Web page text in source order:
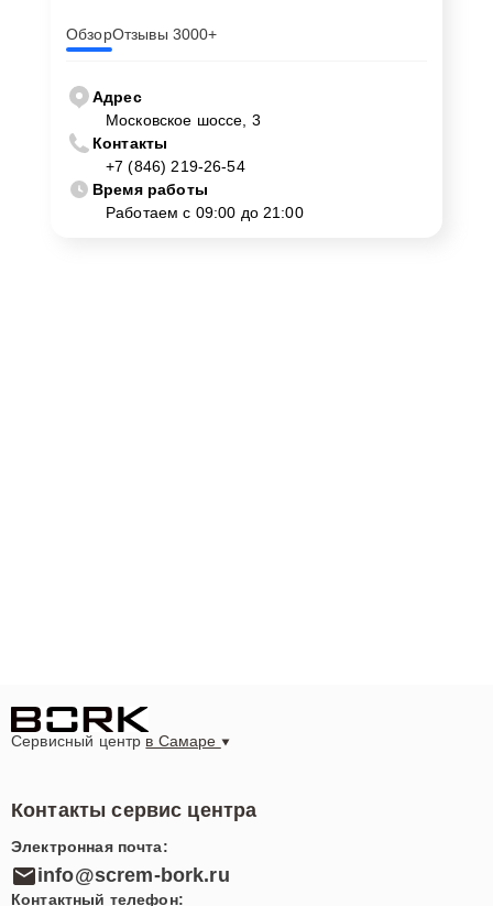
ОбзорОтзывы 3000+
Адрес
Московское шоссе, 3
Контакты
+7 (846) 219-26-54
Время работы
Работаем с 09:00 до 21:00
Сервисный центр в Самаре
Контакты сервис центра
Электронная почта:
info@screm-bork.ru
Контактный телефон: